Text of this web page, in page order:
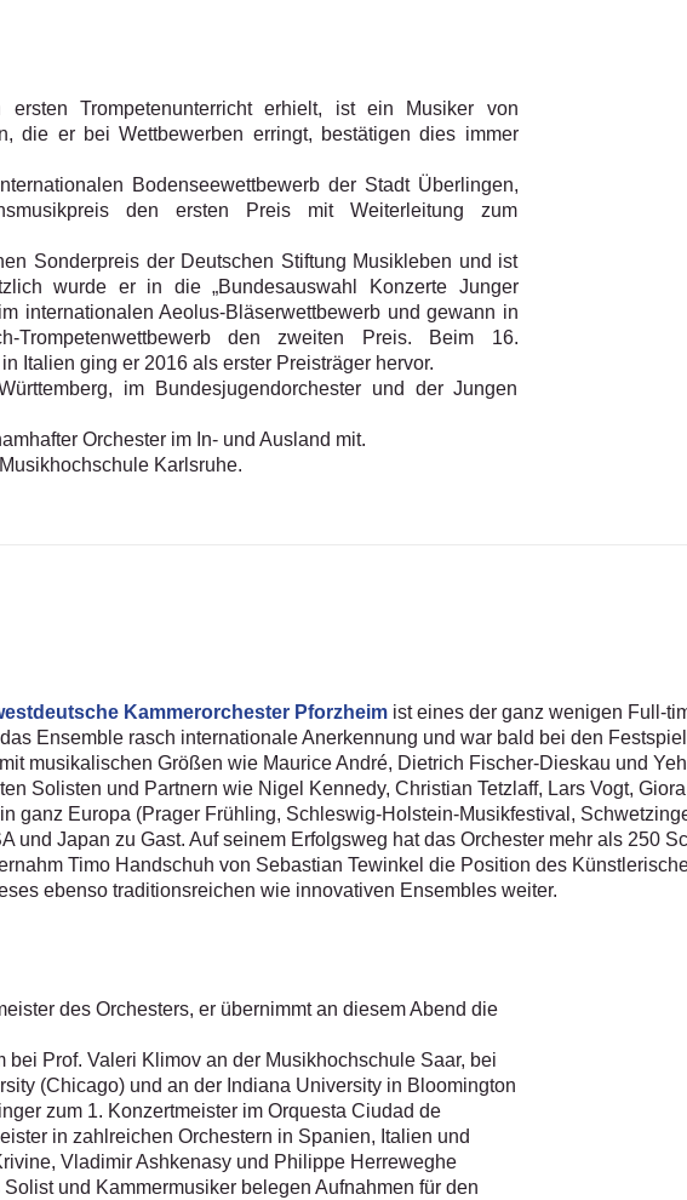
Trompetenunterricht erhielt, ist ein Musiker von
die er bei Wettbewerben erringt, bestätigen dies immer
Bodenseewettbewerb der Stadt Überlingen,
den ersten Preis mit Weiterleitung zum
Sonderpreis der Deutschen Stiftung Musikleben und ist
wurde er in die „Bundesauswahl Konzerte Junger
internationalen Aeolus-Bläserwettbewerb und gewann in
Trompetenwettbewerb den zweiten Preis. Beim 16.
Italien ging er 2016 als erster Preisträger hervor.
im Bundesjugendorchester und der Jungen
Orchester im In- und Ausland mit.
Karlsruhe.
Kammerorchester Pforzheim ist eines der ganz wenigen Full-
Ensemble rasch internationale Anerkennung und war bald bei den
musikalischen Größen wie Maurice André, Dietrich Fischer-Dieskau und
Solisten und Partnern wie Nigel Kennedy, Christian Tetzlaff, Lars Vogt,
ganz Europa (Prager Frühling, Schleswig-Holstein-Musikfestival,
und Japan zu Gast. Auf seinem Erfolgsweg hat das Orchester mehr als 250
Timo Handschuh von Sebastian Tewinkel die Position des
ebenso traditionsreichen wie innovativen Ensembles weiter.
des Orchesters, er übernimmt an diesem Abend die
Prof. Valeri Klimov an der Musikhochschule Saar, bei
(Chicago) und an der Indiana University in Bloomington
zum 1. Konzertmeister im Orquesta Ciudad de
in zahlreichen Orchestern in Spanien, Italien und
Vladimir Ashkenasy und Philippe Herreweghe
und Kammermusiker belegen Aufnahmen für den